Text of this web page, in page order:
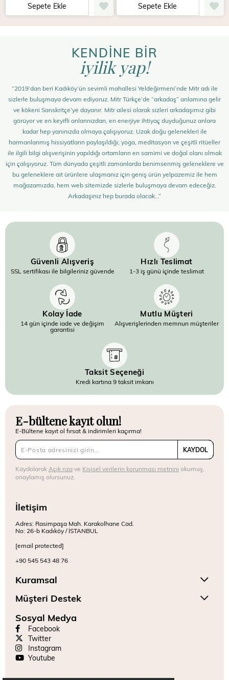
Sepete Ekle Sepete Ekle
KENDİNE BİR
iyilik yap!
“2019’dan beri Kadıköy’ün sevimli mahallesi Yeldeğirmeni’nde Mitr adı ile
sizlerle buluşmaya devam ediyoruz. Mitr Türkçe’de “arkadaş” anlamına gelir
ve kökeni Sanskritçe’ye dayanır. Mitr ailesi olarak sizleri arkadaşımız gibi
görüyor ve en keyifli anlarınızdan, en enerjiye ihtiyaç duyduğunuz anlara
kadar hep yanınızda olmaya çalışıyoruz. Uzak doğu gelenekleri ile
harmanlanmış hissiyatların paylaşıldığı; yoga, meditasyon ve çeşitli ritüeller
ile ilgili bilgi alışverişinin yapıldığı ortamların en samimi ve doğal olanı olmak
için çalışıyoruz. Tüm dünyada çeşitli zamanlarda benimsenmiş geleneklere ve
bu geleneklere ait ürünlere ulaşmanız için geniş ürün yelpazemiz ile hem
mağazamızda, hem web sitemizde sizlerle buluşmaya devam edeceğiz.
Arkadaşınız hep burada olacak…”
Güvenli Alışveriş
SSL sertifikası ile bilgileriniz güvende
Hızlı Teslimat
1-3 iş günü içinde teslimat
Kolay İade
14 gün içinde iade ve değişim
garantisi
Mutlu Müşteri
Alışverişlerinden memnun müşteriler
Taksit Seçeneği
Kredi kartına 9 taksit imkanı
E-bültene kayıt olun!
E-Bültene kayıt ol fırsat & indirimleri kaçırma!
KAYDOL
Kaydolarak Açık rızave Kişisel verilerin korunması metnini okumuş,
onaylamış olursunuz.
İletişim
Adres: Rasimpaşa Mah. Karakolhane Cad.
No: 26-b Kadıköy / İSTANBUL
[email protected]
+90 545 543 48 76
Kuramsal
Müşteri Destek
Sosyal Medya
Facebook
Twitter
Instagram
Youtube